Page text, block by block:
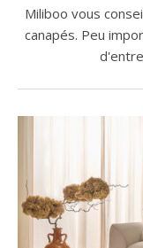
Miliboo vous
canapés. Peu